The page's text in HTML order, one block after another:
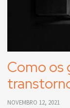
Como os
NOVEMBRO 12, 2021